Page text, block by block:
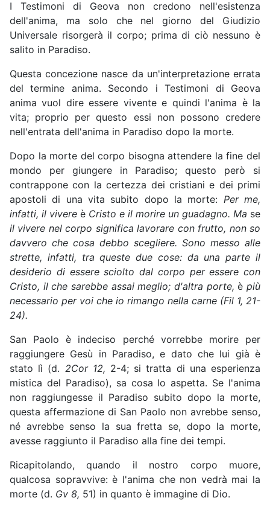
I Testimoni di Geova non credono nell'esistenza
dell'anima, ma solo che nel giorno del Giudizio
Universale risorgerà il corpo; prima di ciò nessuno è
salito in Paradiso.
Questa concezione nasce da un'interpretazione errata
del termine anima. Secondo i Testimoni di Geova
anima vuol dire essere vivente e quindi l'anima è la
vita; proprio per questo essi non possono credere
nell'entrata dell'anima in Paradiso dopo la morte.
Dopo la morte del corpo bisogna attendere la fine del
mondo per giungere in Paradiso; questo però si
contrappone con la certezza dei cristiani e dei primi
apostoli di una vita subito dopo la morte: Per me,
infatti, il vivere è Cristo e il morire un guadagno. Ma se
il vivere nel corpo significa lavorare con frutto, non so
davvero che cosa debbo scegliere. Sono messo alle
strette, infatti, tra queste due cose: da una parte il
desiderio di essere sciolto dal corpo per essere con
Cristo, il che sarebbe assai meglio; d'altra porte,èpiù
necessario per voi che io rimango nella carne (Fil 1, 21-
24).
San Paolo è indeciso perché vorrebbe morire per
raggiungere Gesù in Paradiso, e dato che lui già è
stato lì (d. 2Cor 12, 2-4; si tratta di una esperienza
mistica del Paradiso), sa cosa lo aspetta. Se l'anima
non raggiungesse il Paradiso subito dopo la morte,
questa affermazione di San Paolo non avrebbe senso,
né avrebbe senso la sua fretta se, dopo la morte,
avesse raggiunto il Paradiso alla fine dei tempi.
Ricapitolando, quando il nostro corpo muore,
qualcosa sopravvive: è l'anima che non vedrà mai la
morte (d. Gv 8, 51) in quanto è immagine di Dio.